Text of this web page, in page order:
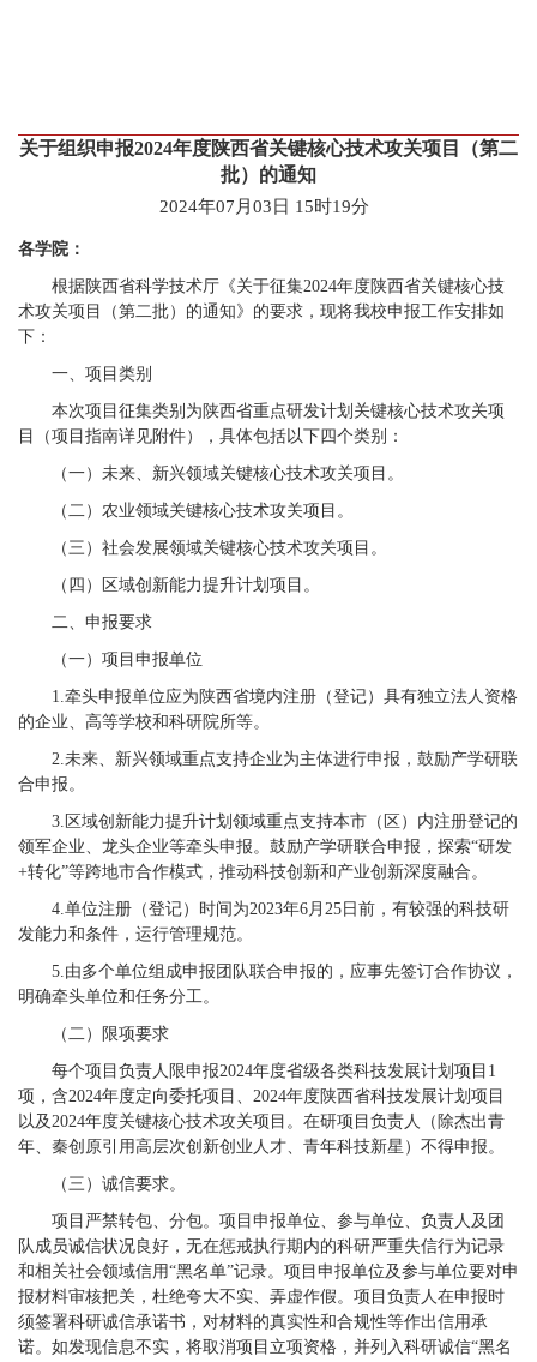
关于组织申报2024年度陕西省关键核心技术攻关项目（第二
批）的通知
2024年07月03日 15时19分
各学院：
根据陕西省科学技术厅《关于征集2024年度陕西省关键核心技
术攻关项目（第二批）的通知》的要求，现将我校申报工作安排如
下：
一、项目类别
本次项目征集类别为陕西省重点研发计划关键核心技术攻关项
目（项目指南详见附件），具体包括以下四个类别：
（一）未来、新兴领域关键核心技术攻关项目。
（二）农业领域关键核心技术攻关项目。
（三）社会发展领域关键核心技术攻关项目。
（四）区域创新能力提升计划项目。
二、申报要求
（一）项目申报单位
1.牵头申报单位应为陕西省境内注册（登记）具有独立法人资格
的企业、高等学校和科研院所等。
2.未来、新兴领域重点支持企业为主体进行申报，鼓励产学研联
合申报。
3.区域创新能力提升计划领域重点支持本市（区）内注册登记的
领军企业、龙头企业等牵头申报。鼓励产学研联合申报，探索“研发
+转化”等跨地市合作模式，推动科技创新和产业创新深度融合。
4.单位注册（登记）时间为2023年6月25日前，有较强的科技研
发能力和条件，运行管理规范。
5.由多个单位组成申报团队联合申报的，应事先签订合作协议，
明确牵头单位和任务分工。
（二）限项要求
每个项目负责人限申报2024年度省级各类科技发展计划项目1
项，含2024年度定向委托项目、2024年度陕西省科技发展计划项目
以及2024年度关键核心技术攻关项目。在研项目负责人（除杰出青
年、秦创原引用高层次创新创业人才、青年科技新星）不得申报。
（三）诚信要求。
项目严禁转包、分包。项目申报单位、参与单位、负责人及团
队成员诚信状况良好，无在惩戒执行期内的科研严重失信行为记录
和相关社会领域信用“黑名单”记录。项目申报单位及参与单位要对申
报材料审核把关，杜绝夸大不实、弄虚作假。项目负责人在申报时
须签署科研诚信承诺书，对材料的真实性和合规性等作出信用承
诺。如发现信息不实，将取消项目立项资格，并列入科研诚信“黑名